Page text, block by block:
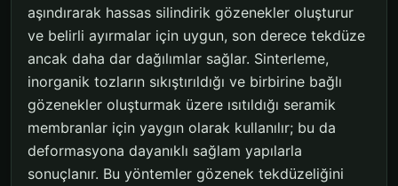
aşındırarak hassas silindirik gözenekler oluşturur
ve belirli ayırmalar için uygun, son derece tekdüze
ancak daha dar dağılımlar sağlar. Sinterleme,
inorganik tozların sıkıştırıldığı ve birbirine bağlı
gözenekler oluşturmak üzere ısıtıldığı seramik
membranlar için yaygın olarak kullanılır; bu da
deformasyona dayanıklı sağlam yapılarla
sonuçlanır. Bu yöntemler gözenek tekdüzeliğini